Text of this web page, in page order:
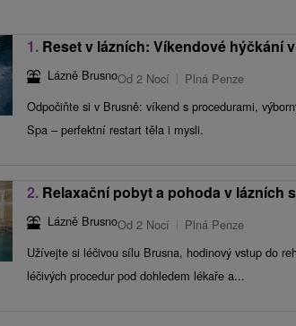
1. Reset v lázních: Víkendové hýčkání
Lázně BrusnoOd 2 Nocí
Plná Penze
Odpočiňte si v Brusně: víkend s procedurami,
Spa – perfektní restart těla i mysli.
2. Relaxační pobyt a pohoda v lázních
Lázně BrusnoOd 2 Nocí
Plná Penze
Užívejte si léčivou sílu Brusna, hodinový vstup do
léčivých procedur pod dohledem lékaře a...